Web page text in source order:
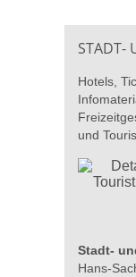
STADT-
Hotels,
und
Stadt-
Hans-